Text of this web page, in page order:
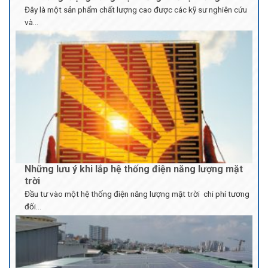
trời
Đầu tư vào một hệ thống điện năng lượng mặt trời chi phí tương
đối...
ĐIỆN NĂNG LƯỢNG MẶT TRỜI Ở VIỆT NAM KHAI
THÁC CHƯA TƯƠNG XỨNG TIỀM NĂNG
ĐIỆN NĂNG LƯỢNG MẶT TRỜI Ở VIỆT NAM CÓ TIỀM NĂNG
PHÁT TRIỂN RẤT LỚN....